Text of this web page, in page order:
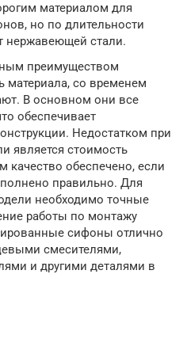
материалом для
но по длительности
нержавеющей стали.
преимуществом
материала, со временем
В основном они все
обеспечивает
Недостатком при
является стоимость
качество обеспечено, если
правильно. Для
необходимо точные
работы по монтажу
сифоны отлично
смесителями,
и другими деталями в